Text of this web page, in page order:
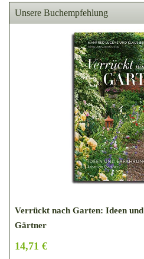
Unsere Buchempfehlung
Verrückt nach Garten: Ideen
Gärtner
14,71 €